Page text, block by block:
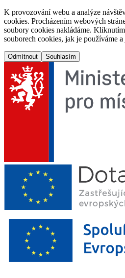
K provozování webu a analýze
cookies. Procházením webových
soubory cookies nakládáme.
souborech cookies, jak je používáme
Odmítnout Souhlasím